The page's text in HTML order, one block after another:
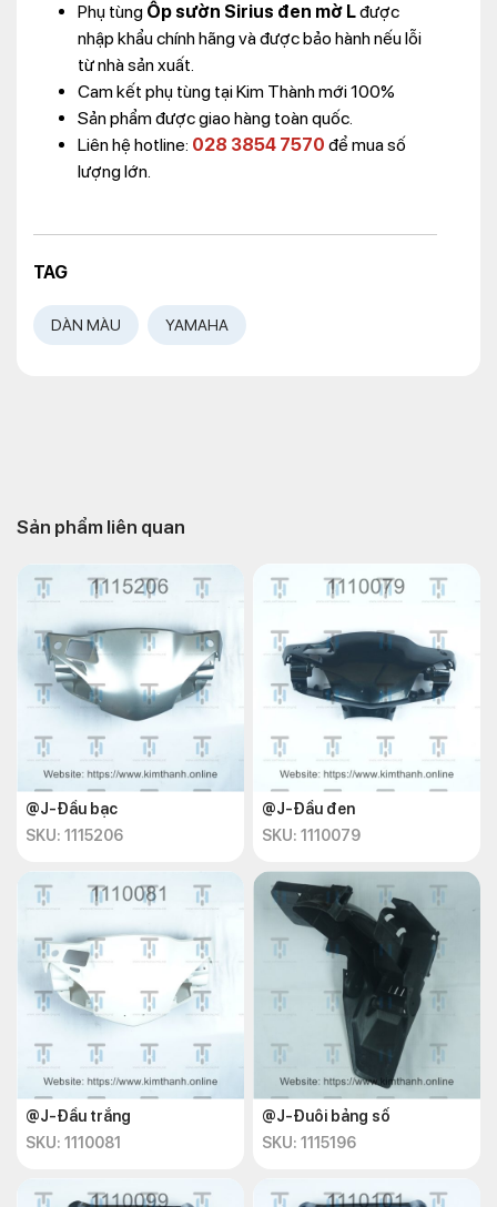
Phụ tùng Ốp sườn Sirius đen mờ Lđược
nhập khẩu chính hãng và được bảo hành nếu lỗi
từ nhà sản xuất.
Cam kết phụ tùng tại Kim Thành mới 100%
Sản phẩm được giao hàng toàn quốc.
Liên hệ hotline: 028 3854 7570 để mua số
lượng lớn.
TAG
DÀN MÀU YAMAHA
Sản phẩm liên quan
@J-Đầu bạc
SKU: 1115206
@J-Đầu đen
SKU: 1110079
@J-Đầu trắng
SKU: 1110081
@J-Đuôi bảng số
SKU: 1115196